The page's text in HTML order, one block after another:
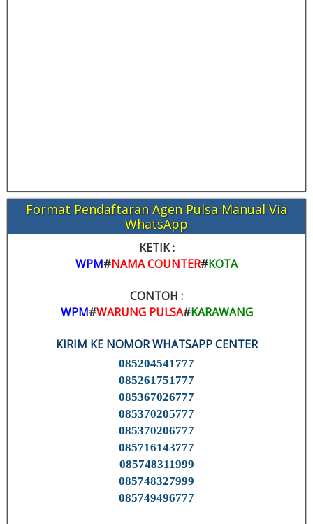
Format Pendaftaran Agen Pulsa Manual Via
WhatsApp
KETIK :
WPM#NAMA COUNTER#KOTA
CONTOH :
WPM#WARUNG PULSA#KARAWANG
KIRIM KE NOMOR WHATSAPP CENTER
085204541777
085261751777
085367026777
085370205777
085370206777
085716143777
085748311999
085748327999
085749496777